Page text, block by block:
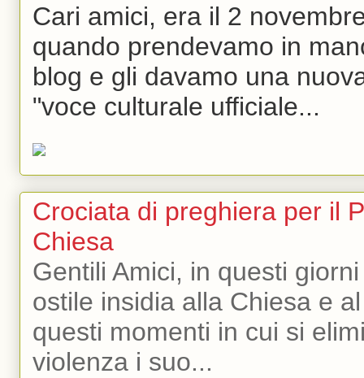
Cari amici, era il 2
quando prendevamo in
blog e gli davamo una
"voce culturale ufficiale...
Crociata di preghiera per il
Chiesa
Gentili Amici, in questi
ostile insidia alla Chiesa e
questi momenti in cui si
violenza i suo...